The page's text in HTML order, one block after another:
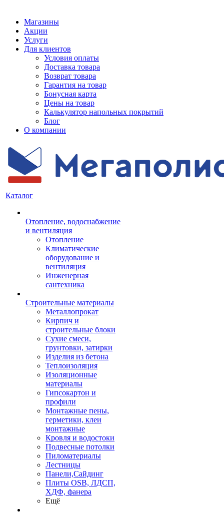
Магазины
Акции
Услуги
Для клиентов
Условия оплаты
Доставка товара
Возврат товара
Гарантия на товар
Бонусная карта
Цены на товар
Калькулятор напольных покрытий
Блог
О компании
Каталог
Отопление, водоснабжение
и вентиляция
Отопление
Климатические
оборудование и
вентиляция
Инженерная
сантехника
Строительные материалы
Металлопрокат
Кирпич и
строительные блоки
Сухие смеси,
грунтовки, затирки
Изделия из бетона
Теплоизоляция
Изоляционные
материалы
Гипсокартон и
профили
Монтажные пены,
герметики, клеи
монтажные
Кровля и водостоки
Подвесные потолки
Пиломатериалы
Лестницы
Панели,Сайдинг
Плиты OSB, ЛДСП,
ХДФ, фанера
Ещё